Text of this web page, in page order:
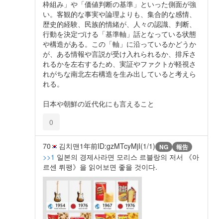
枠組み」や「価値判断の基準」といった側面が強
い。客観的な事実や論理よりも、集合的な感情、
歴史的経験、民族的情緒が、人々の認識、判断、
行動を決定づける「基準軸」話となっている状態
や構造がある。この「軸」に沿っているかどうか
が、ある情報や言説が受け入れられるか、排斥さ
れるかを左右するため、実証やファクトが軽視さ
れがちな南北左右構造を生み出していると考えら
れる。
日本や朝鮮の近代化にも言えること
0
70 김치맨1年前ID:gzMTcyMjI(1/1) NG 報告
>>1 일본의 경제사라면 모리스 르블랑의 저서 《아
르센 뤼팽》을 읽어보면 좋을 것이다.